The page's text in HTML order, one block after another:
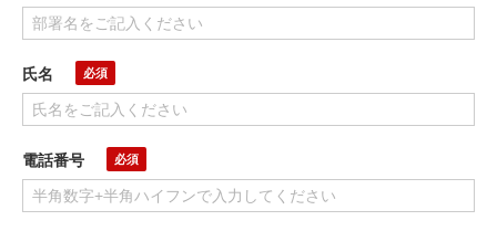
氏名
電話番号